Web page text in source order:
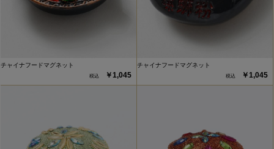
チャイナフードマグネット
￥1,045
チャイナフードマグネット
￥1,045